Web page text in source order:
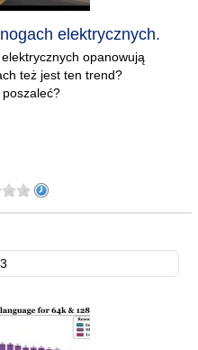
elektrycznych.
opanowują
też jest ten trend?